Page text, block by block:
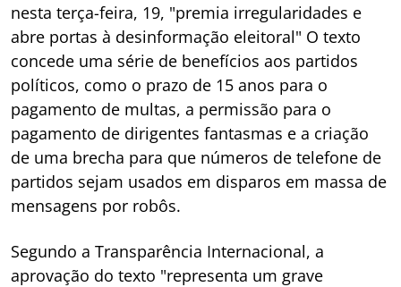
nesta terça-feira, 19, "premia irregularidades e
abre portas à desinformação eleitoral" O texto
concede uma série de benefícios aos partidos
políticos, como o prazo de 15 anos para o
pagamento de multas, a permissão para o
pagamento de dirigentes fantasmas e a criação
de uma brecha para que números de telefone de
partidos sejam usados em disparos em massa de
mensagens por robôs.
Segundo a Transparência Internacional, a
aprovação do texto "representa um grave